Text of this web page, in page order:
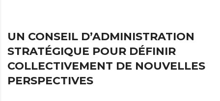
UN CONSEIL D’ADMINISTRATION
STRATÉGIQUE POUR DÉFINIR
COLLECTIVEMENT DE NOUVELLES
PERSPECTIVES